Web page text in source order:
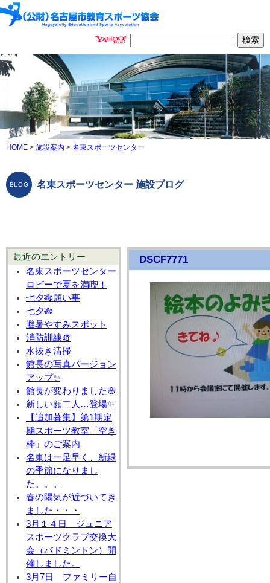
HOME > 施設案内 > 名東スポーツセンター
名東スポーツセンター 施設ブログ
最近のエントリー
名東スポーツセンター
ロビーで夏を満喫！
七夕🎋願い事
七夕🎋
避暑やすみスポット
消防訓練🧯
水抜き清掃
館長の写真バージョン
アップ✨
館長が変わりました🌸
新しい顔二人…登場✨
【追加募集】第1期定
期スポーツ教室「空き
枠」のご案内
名東は一足早く、新緑
の季節になりまし
た。。。
春の陽気が近づいてき
ました・・・
3月１４日 ジュニア
スポーツクラブ交換大
会（バドミントン）開
催しました。
3月7日 ファミリー自
DSCF7771